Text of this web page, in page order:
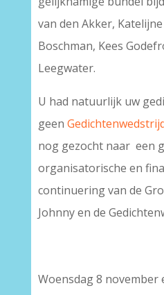
van den Akker,
Boschman, Kees
Leegwater.
U had natuurlijk uw
geen
nog gezocht naar een
organisatorische en
continuering van de
Johnny en de
Woensdag 8 november